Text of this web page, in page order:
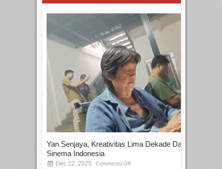
Yan Senjaya, Kreativitas Lima Dekade Dalam
Sinema Indonesia
Dec 22, 2025 Comments Off